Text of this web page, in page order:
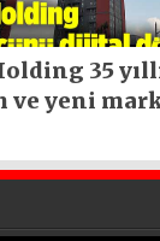
35
ve yeni